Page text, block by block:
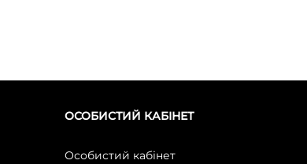
ОСОБИСТИЙ КАБІНЕТ
Особистий кабінет